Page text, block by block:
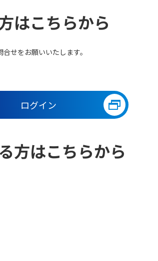
はこちらから
せをお願いいたします。
ログイン
方はこちらから